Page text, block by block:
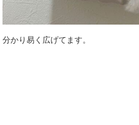
分かり易く広げてます。